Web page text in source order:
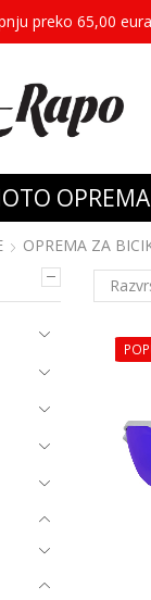
preko 65,00
OPREMA
OPREMA ZA